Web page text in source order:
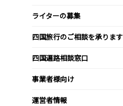
ライターの募集
四国旅行のご相談を承ります
四国遍路相談窓口
事業者様向け
運営者情報